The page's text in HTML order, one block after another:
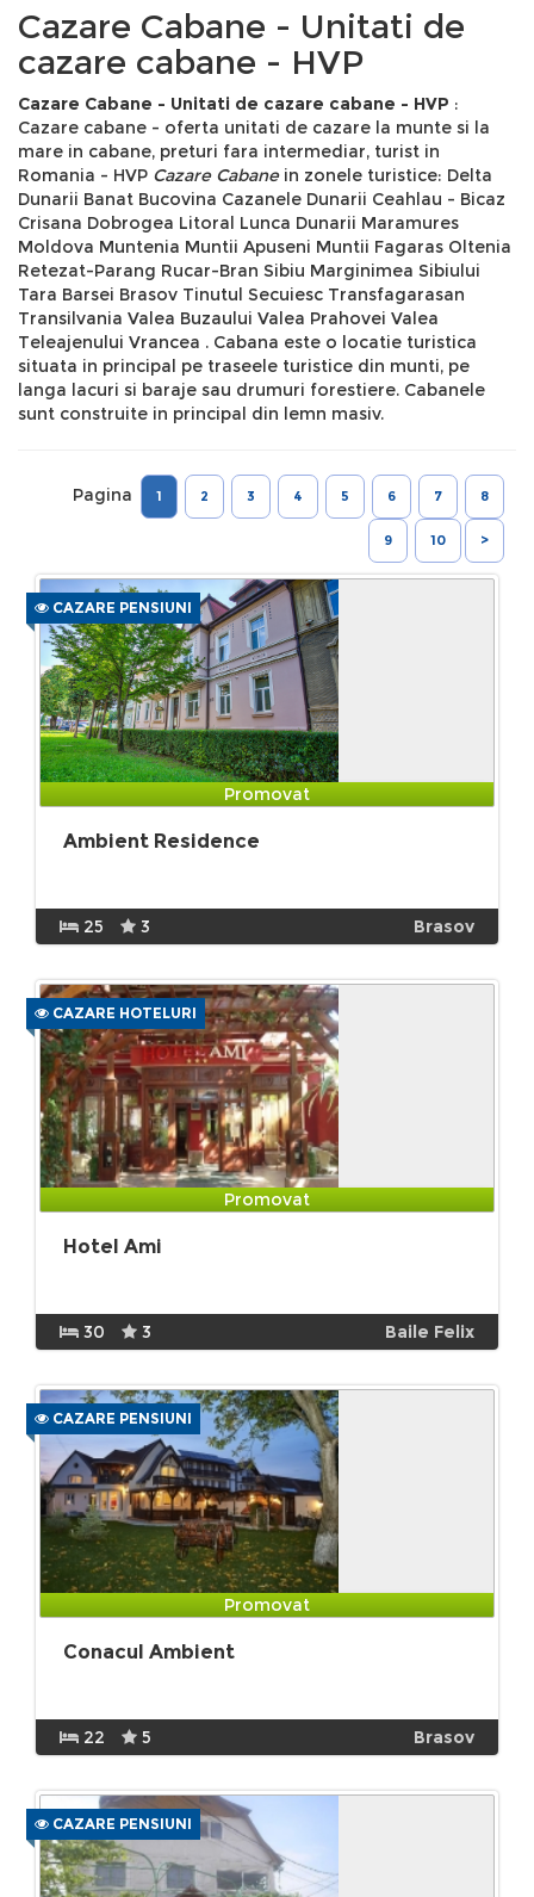
Cazare Cabane - Unitati de
cazare cabane - HVP
Cazare Cabane - Unitati de cazare cabane - HVP :
Cazare cabane - oferta unitati de cazare la munte si la
mare in cabane, preturi fara intermediar, turist in
Romania - HVP Cazare Cabane in zonele turistice: Delta
Dunarii Banat Bucovina Cazanele Dunarii Ceahlau - Bicaz
Crisana Dobrogea Litoral Lunca Dunarii Maramures
Moldova Muntenia Muntii Apuseni Muntii Fagaras Oltenia
Retezat-Parang Rucar-Bran Sibiu Marginimea Sibiului
Tara Barsei Brasov Tinutul Secuiesc Transfagarasan
Transilvania Valea Buzaului Valea Prahovei Valea
Teleajenului Vrancea . Cabana este o locatie turistica
situata in principal pe traseele turistice din munti, pe
langa lacuri si baraje sau drumuri forestiere. Cabanele
sunt construite in principal din lemn masiv.
Pagina 1 2 3 4 5 6 7 8
9 10 >
CAZARE PENSIUNI
Promovat
Ambient Residence
25 3 Brasov
CAZARE HOTELURI
Promovat
Hotel Ami
30 3 Baile Felix
CAZARE PENSIUNI
Promovat
Conacul Ambient
22 5 Brasov
CAZARE PENSIUNI